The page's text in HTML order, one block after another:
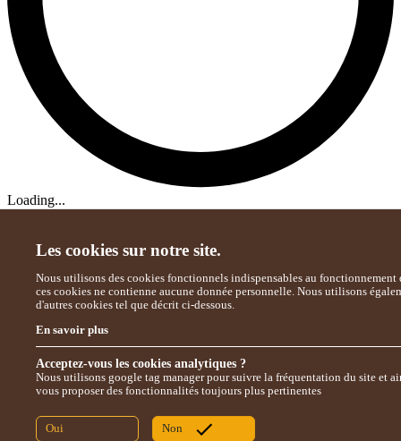
Les cookies sur notre site.
Nous utilisons des cookies fonctionnels indispensables au fonctionnement
ces cookies ne contienne aucune donnée personnelle. Nous utilisons
d'autres cookies tel que décrit ci-dessous.
En savoir plus
Oui Non
Acceptez-vous les cookies analytiques ?
Nous utilisons google tag manager pour suivre la fréquentation du site et
vous proposer des fonctionnalités toujours plus pertinentes
Loading...